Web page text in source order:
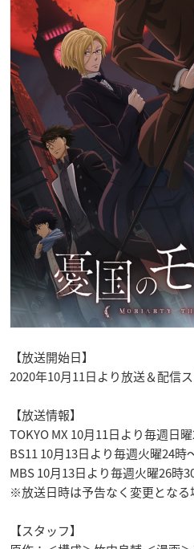
【放送開始日】
2020年10月11日より放送＆配信ス
【放送情報】
TOKYO MX 10月11日より毎週日
BS11 10月13日より毎週火曜24時
MBS 10月13日より毎週火曜26時
※放送日時は予告なく変更となる
【スタッフ】